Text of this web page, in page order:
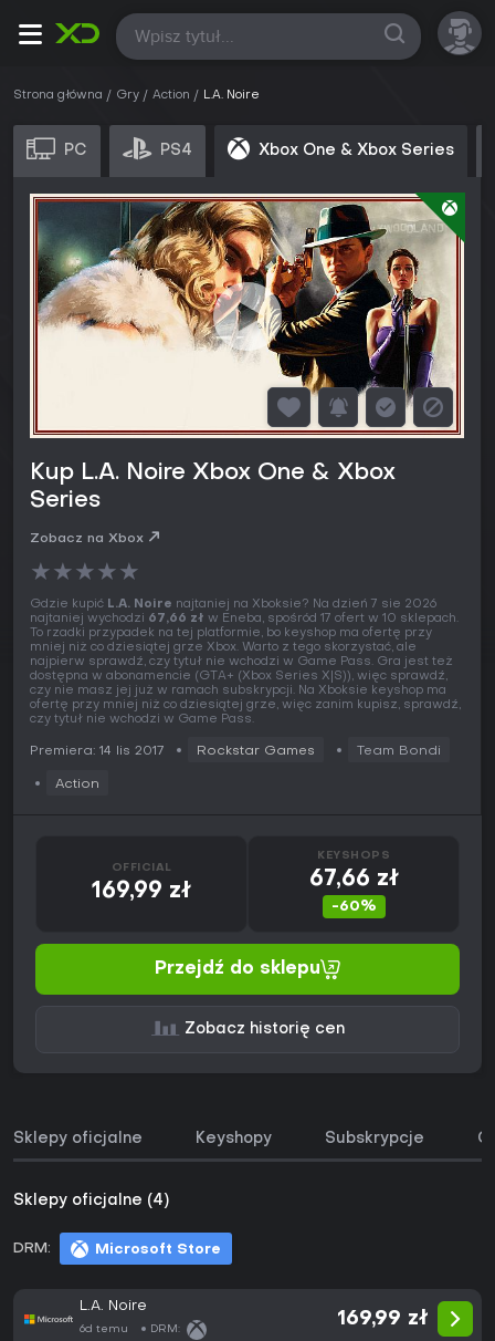
Wszystkie
Strona główna Gry Action L.A. Noire
PC PS4 Xbox One & Xbox Series
Kup L.A. Noire Xbox One & Xbox
Series
Zobacz na Xbox
★★★★★
Gdzie kupić L.A. Noire najtaniej na Xboksie? Na dzień 7 sie 2026
najtaniej wychodzi 67,66 zł w Eneba, spośród 17 ofert w 10 sklepach.
To rzadki przypadek na tej platformie, bo keyshop ma ofertę przy
mniej niż co dziesiątej grze Xbox. Warto z tego skorzystać, ale
najpierw sprawdź, czy tytuł nie wchodzi w Game Pass. Gra jest też
dostępna w abonamencie (GTA+ (Xbox Series X|S)), więc sprawdź,
czy nie masz jej już w ramach subskrypcji. Na Xboksie keyshop ma
ofertę przy mniej niż co dziesiątej grze, więc zanim kupisz, sprawdź,
czy tytuł nie wchodzi w Game Pass.
Premiera: 14 lis 2017 Rockstar Games Team Bondi
Action
OFFICIAL
169,99 zł
KEYSHOPS
67,66 zł
-60%
Przejdź do sklepu
Zobacz historię cen
Sklepy oficjalne Keyshopy Subskrypcje O
Sklepy oficjalne (4)
DRM: Microsoft Store
L.A. Noire
6d temu DRM:
169,99 zł